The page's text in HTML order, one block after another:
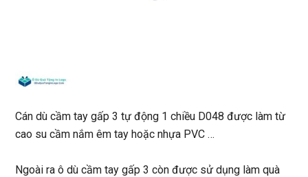
Cán dù cầm tay gấp 3 tự động 1 chiều D048 được làm từ
cao su cầm nắm êm tay hoặc nhựa PVC …
Ngoài ra ô dù cầm tay gấp 3 còn được sử dụng làm quà